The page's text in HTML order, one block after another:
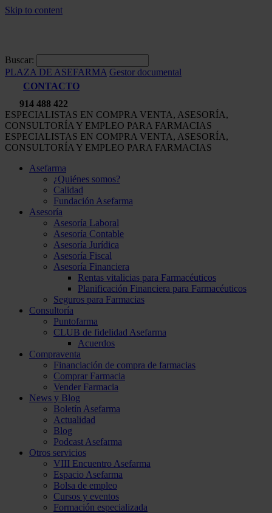
Skip to content
Buscar:
PLAZA DE ASEFARMA Gestor documental
CONTACTO
914 488 422
ESPECIALISTAS EN COMPRA VENTA, ASESORÍA,
CONSULTORÍA Y EMPLEO PARA FARMACIAS
ESPECIALISTAS EN COMPRA VENTA, ASESORÍA,
CONSULTORÍA Y EMPLEO PARA FARMACIAS
Asefarma
¿Quiénes somos?
Calidad
Fundación Asefarma
Asesoría
Asesoría Laboral
Asesoría Contable
Asesoría Jurídica
Asesoría Fiscal
Asesoría Financiera
Rentas vitalicias para Farmacéuticos
Planificación Financiera para Farmacéuticos
Seguros para Farmacias
Consultoría
Puntofarma
CLUB de fidelidad Asefarma
Acuerdos
Compraventa
Financiación de compra de farmacias
Comprar Farmacia
Vender Farmacia
News y Blog
Boletín Asefarma
Actualidad
Blog
Podcast Asefarma
Otros servicios
VIII Encuentro Asefarma
Espacio Asefarma
Bolsa de empleo
Cursos y eventos
Formación especializada